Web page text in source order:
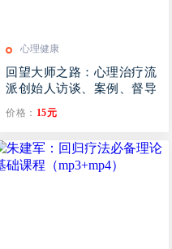
心理健康
回望大师之路：心理治疗流
派创始人访谈、案例、督导
价格： 15元